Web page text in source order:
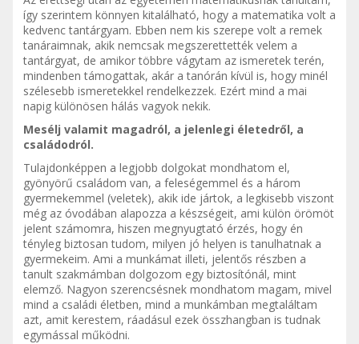
így szerintem könnyen kitalálható, hogy a matematika volt a
kedvenc tantárgyam. Ebben nem kis szerepe volt a remek
tanáraimnak, akik nemcsak megszerettették velem a
tantárgyat, de amikor többre vágytam az ismeretek terén,
mindenben támogattak, akár a tanórán kívül is, hogy minél
szélesebb ismeretekkel rendelkezzek. Ezért mind a mai
napig különösen hálás vagyok nekik.
Mesélj valamit magadról, a jelenlegi életedről, a
családodról.
Tulajdonképpen a legjobb dolgokat mondhatom el,
gyönyörű családom van, a feleségemmel és a három
gyermekemmel (veletek), akik ide jártok, a legkisebb viszont
még az óvodában alapozza a készségeit, ami külön örömöt
jelent számomra, hiszen megnyugtató érzés, hogy én
tényleg biztosan tudom, milyen jó helyen is tanulhatnak a
gyermekeim. Ami a munkámat illeti, jelentős részben a
tanult szakmámban dolgozom egy biztosítónál, mint
elemző. Nagyon szerencsésnek mondhatom magam, mivel
mind a családi életben, mind a munkámban megtaláltam
azt, amit kerestem, ráadásul ezek összhangban is tudnak
egymással működni.